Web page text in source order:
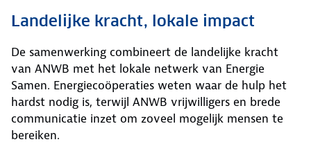
Landelijke kracht, lokale impact
De samenwerking combineert de landelijke kracht
van ANWB met het lokale netwerk van Energie
Samen. Energiecoöperaties weten waar de hulp het
hardst nodig is, terwijl ANWB vrijwilligers en brede
communicatie inzet om zoveel mogelijk mensen te
bereiken.